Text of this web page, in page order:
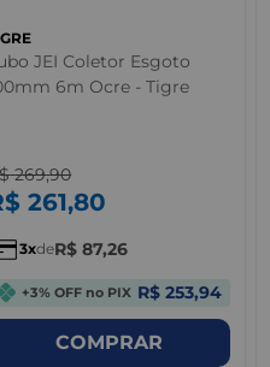
JEI Coletor Esgoto
6m Ocre - Tigre
269,90
261,80
3 deR$ 87,26
+3% OFF no PIX R$ 253,94
COMPRAR